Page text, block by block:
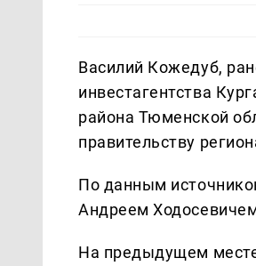
Василий Кожедуб,
инвестагентства
района Тюменской
правительству
По данным
Андреем
На предыдущем